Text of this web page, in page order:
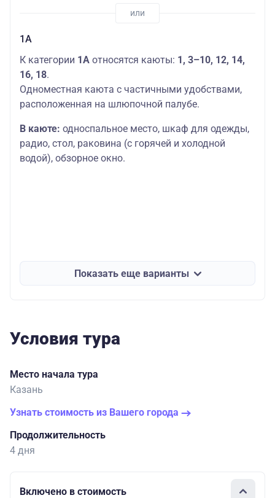
1А
К категории 1А относятся каюты: 1, 3–10, 12, 14,
16, 18.
Одноместная каюта с частичными удобствами,
расположенная на шлюпочной палубе.
В каюте: односпальное место, шкаф для одежды,
радио, стол, раковина (с горячей и холодной
водой), обзорное окно.
Показать еще варианты
Условия тура
Место начала тура
Казань
Узнать стоимость из Вашего города
Продолжительность
4 дня
Включено в стоимость